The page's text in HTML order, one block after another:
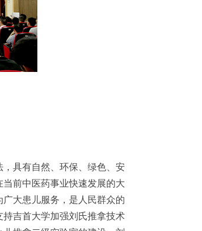
具有自然、环保、绿色、安
前中医药事业快速发展的大
大患儿服务，是人民群众的
吉首大学加强刘氏推拿技术